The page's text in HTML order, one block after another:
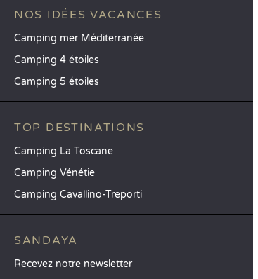
NOS IDÉES VACANCES
Camping mer Méditerranée
Camping 4 étoiles
Camping 5 étoiles
TOP DESTINATIONS
Camping La Toscane
Camping Vénétie
Camping Cavallino-Treporti
SANDAYA
Recevez notre newsletter